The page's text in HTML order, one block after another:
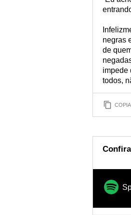
negras
de
impede
todos,